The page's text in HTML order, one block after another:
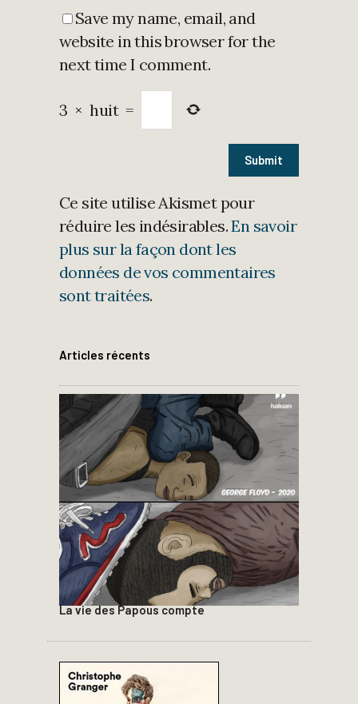
Save my name, email, and
website in this browser for the
next time I comment.
3 × huit =
Ce site utilise Akismet pour
réduire les indésirables.En savoir
plus sur la façon dont les
données de vos commentaires
sont traitées.
Articles récents
La vie des Papous compte